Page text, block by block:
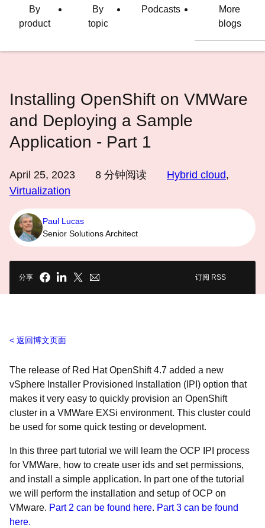
言
By
product
By
topic
Podcasts
More
blogs
Installing OpenShift on VMWare
and Deploying a Sample
Application - Part 1
April 25, 2023 8 分钟阅读 Hybrid cloud,
Virtualization
Paul Lucas
Senior Solutions Architect
分享 订阅 RSS
返回博文页面
The release of Red Hat OpenShift 4.7 added a new
vSphere Installer Provisioned Installation (IPI) option that
makes it very easy to quickly provision an OpenShift
cluster in a VMWare EXSi environment. This cluster could
be used for some quick testing or development.
In this three part tutorial we will learn the OCP IPI process
for VMWare, how to create user ids and set permissions,
and install a simple application. In part one of the tutorial
we will perform the installation and setup of OCP on
VMware. Part 2 can be found here. Part 3 can be found
here.